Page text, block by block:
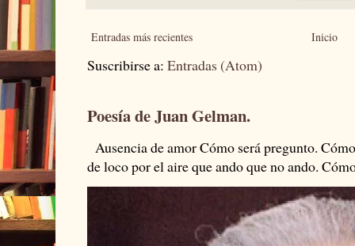
Entradas más recientes Inicio
Suscribirse a: Entradas (Atom)
Poesía de Juan Gelman.
Ausencia de amor Cómo será pregunto.
de loco por el aire que ando que no ando.